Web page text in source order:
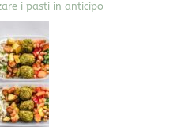
i pasti in anticipo